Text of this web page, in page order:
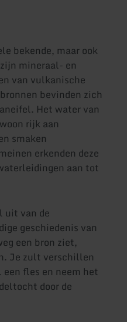
bekende, maar ook
mineraal- en
van vulkanische
bevinden zich
Het water van
rijk aan
smaken
erkenden deze
aan tot
uit van de
geschiedenis van
een bron ziet,
Je zult verschillen
fles en neem het
door de